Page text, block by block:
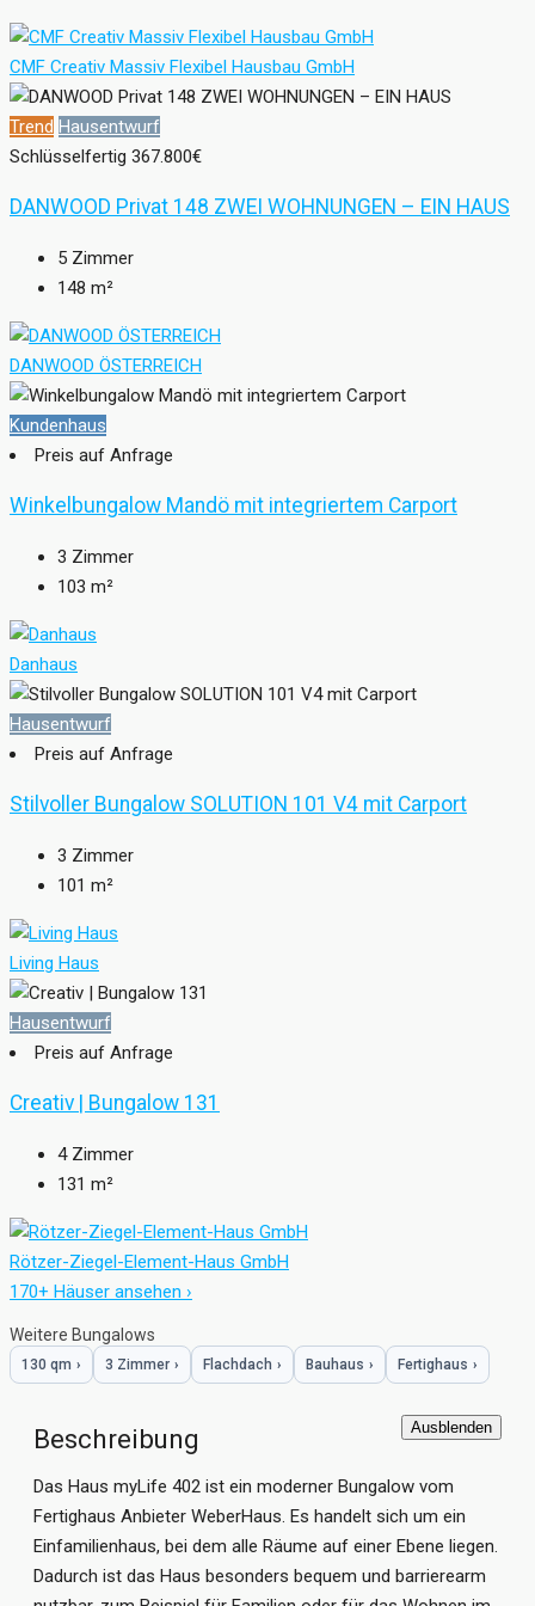
CMF Creativ Massiv Flexibel Hausbau GmbH
Trend Hausentwurf
Schlüsselfertig 367.800€
DANWOOD Privat 148 ZWEI WOHNUNGEN – EIN HAUS
5 Zimmer
148 m²
DANWOOD ÖSTERREICH
Kundenhaus
Preis auf Anfrage
Winkelbungalow Mandö mit integriertem Carport
3 Zimmer
103 m²
Danhaus
Hausentwurf
Preis auf Anfrage
Stilvoller Bungalow SOLUTION 101 V4 mit Carport
3 Zimmer
101 m²
Living Haus
Hausentwurf
Preis auf Anfrage
Creativ | Bungalow 131
4 Zimmer
131 m²
Rötzer-Ziegel-Element-Haus GmbH
170+ Häuser ansehen ›
Weitere Bungalows
130 qm › 3 Zimmer › Flachdach › Bauhaus › Fertighaus ›
Beschreibung Ausblenden
Das Haus myLife 402 ist ein moderner Bungalow vom
Fertighaus Anbieter WeberHaus. Es handelt sich um ein
Einfamilienhaus, bei dem alle Räume auf einer Ebene liegen.
Dadurch ist das Haus besonders bequem und barrierearm